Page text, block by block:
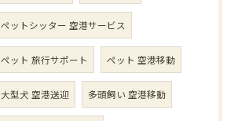
ペットシッター 空港サービス
ペット 旅行サポート ペット 空港移動
大型犬 空港送迎 多頭飼い 空港移動